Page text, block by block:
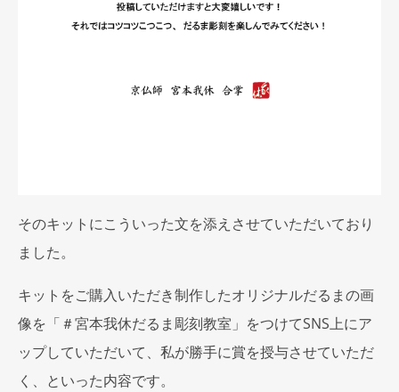
そのキットにこういった文を添えさせていただいており
ました。
キットをご購入いただき制作したオリジナルだるまの画
像を「＃宮本我休だるま彫刻教室」をつけてSNS上にア
ップしていただいて、私が勝手に賞を授与させていただ
く、といった内容です。